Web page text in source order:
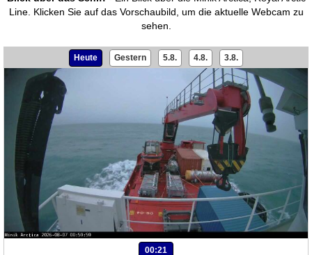
Line. Klicken Sie auf das Vorschaubild, um die aktuelle Webcam zu
sehen.
Heute Gestern 5.8. 4.8. 3.8.
00:21